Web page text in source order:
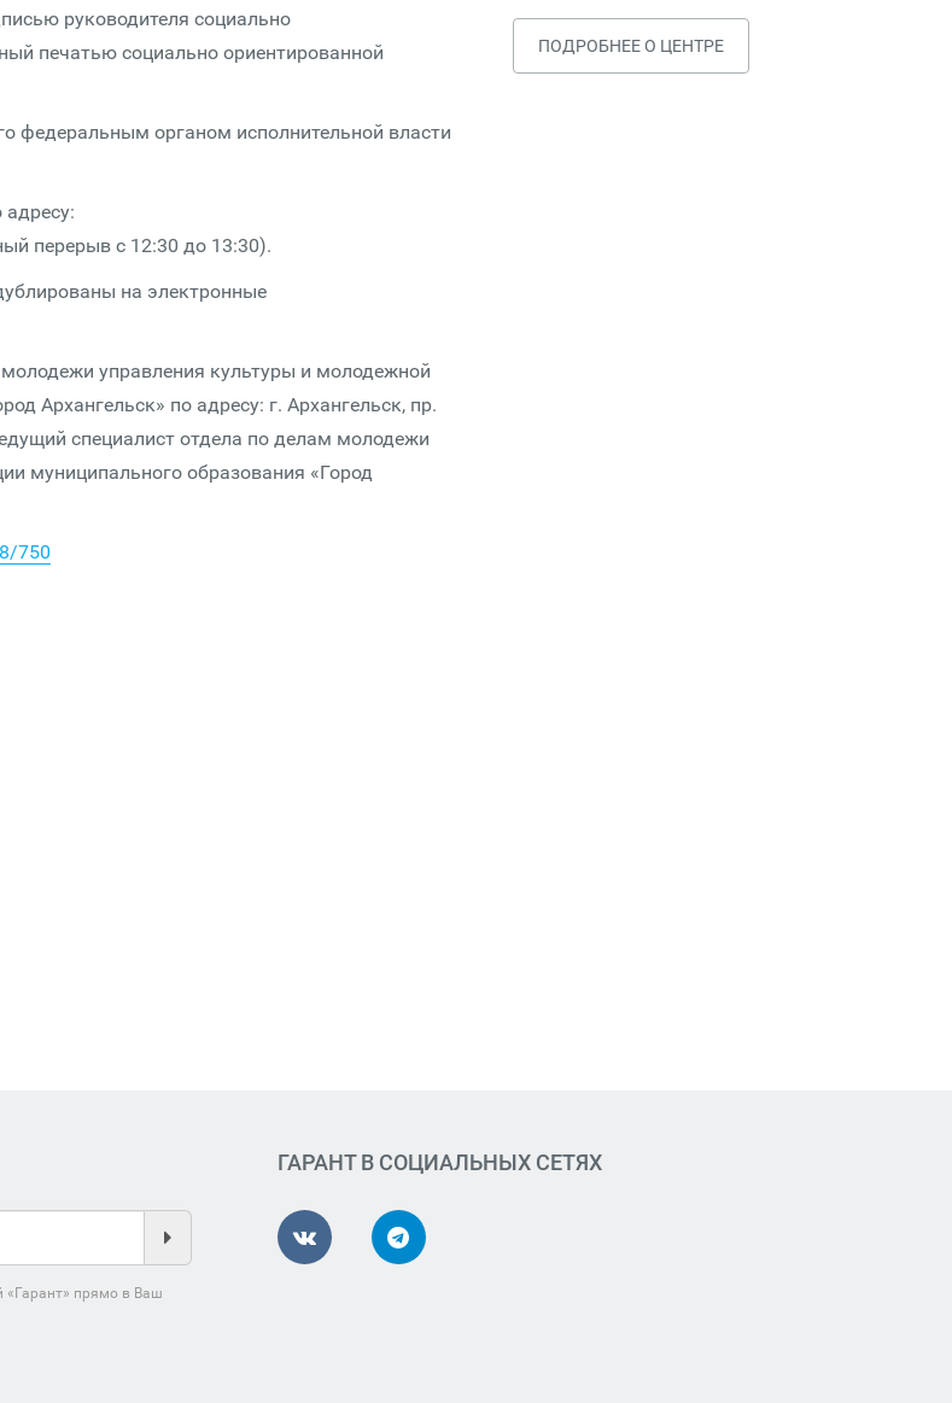
руководителя социально
печатью социально ориентированной
федеральным органом исполнительной власти
адресу:
перерыв с 12:30 до 13:30).
на электронные
управления культуры и молодежной
Архангельск» по адресу: г. Архангельск, пр.
специалист отдела по делам молодежи
муниципального образования «Город
750
ПОДРОБНЕЕ О ЦЕНТРЕ
«Гарант» прямо в Ваш
ГАРАНТ В СОЦИАЛЬНЫХ СЕТЯХ